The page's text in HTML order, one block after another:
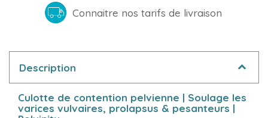
Connaitre nos tarifs de livraison
Description
Culotte de contention pelvienne | Soulage les
varices vulvaires, prolapsus & pesanteurs |